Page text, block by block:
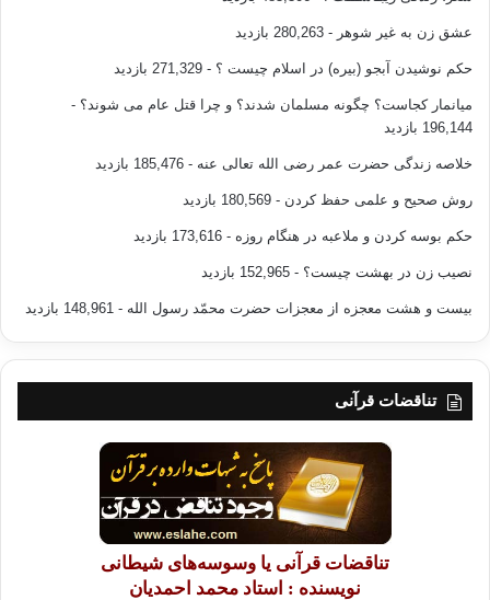
عشق زن به غیر شوهر - 280,263 بازدید
حکم نوشیدن آبجو (بیره) در اسلام چیست ؟ - 271,329 بازدید
میانمار کجاست؟ چگونه مسلمان شدند؟ و چرا قتل عام می شوند؟ -
196,144 بازدید
خلاصه زندگی حضرت عمر رضی الله تعالی عنه - 185,476 بازدید
روش صحیح و علمی حفظ کردن - 180,569 بازدید
حکم بوسه کردن و ملاعبه در هنگام روزه - 173,616 بازدید
نصیب زن در بهشت چیست؟ - 152,965 بازدید
بیست و هشت معجزه از معجزات حضرت محمّد رسول الله - 148,961 بازدید
تناقضات قرآنی
تناقضات قرآنی یا وسوسه‌های شیطانی
نویسنده : استاد محمد احمدیان